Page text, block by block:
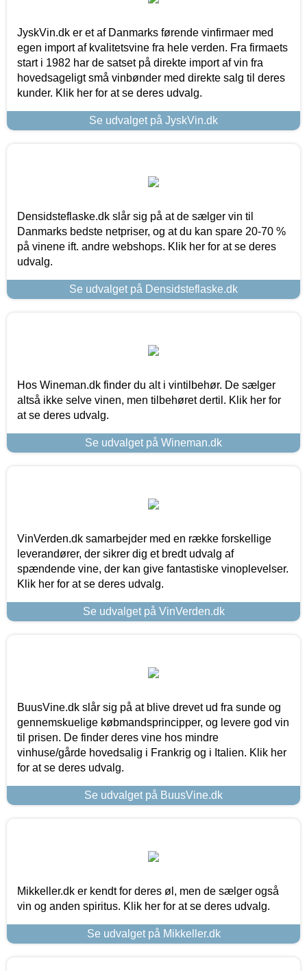
JyskVin.dk er et af Danmarks førende vinfirmaer med
egen import af kvalitetsvine fra hele verden. Fra firmaets
start i 1982 har de satset på direkte import af vin fra
hovedsageligt små vinbønder med direkte salg til deres
kunder. Klik her for at se deres udvalg.
Se udvalget på JyskVin.dk
Densidsteflaske.dk slår sig på at de sælger vin til
Danmarks bedste netpriser, og at du kan spare 20-70 %
på vinene ift. andre webshops. Klik her for at se deres
udvalg.
Se udvalget på Densidsteflaske.dk
Hos Wineman.dk finder du alt i vintilbehør. De sælger
altså ikke selve vinen, men tilbehøret dertil. Klik her for
at se deres udvalg.
Se udvalget på Wineman.dk
VinVerden.dk samarbejder med en række forskellige
leverandører, der sikrer dig et bredt udvalg af
spændende vine, der kan give fantastiske vinoplevelser.
Klik her for at se deres udvalg.
Se udvalget på VinVerden.dk
BuusVine.dk slår sig på at blive drevet ud fra sunde og
gennemskuelige købmandsprincipper, og levere god vin
til prisen. De finder deres vine hos mindre
vinhuse/gårde hovedsalig i Frankrig og i Italien. Klik her
for at se deres udvalg.
Se udvalget på BuusVine.dk
Mikkeller.dk er kendt for deres øl, men de sælger også
vin og anden spiritus. Klik her for at se deres udvalg.
Se udvalget på Mikkeller.dk